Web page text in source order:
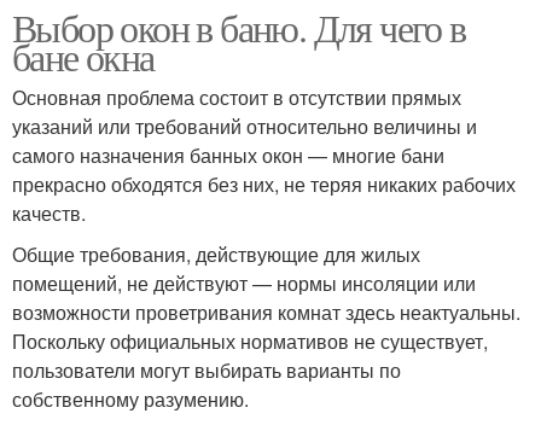
Выбор окон в баню. Для чего в
бане окна
Основная проблема состоит в отсутствии прямых
указаний или требований относительно величины и
самого назначения банных окон — многие бани
прекрасно обходятся без них, не теряя никаких рабочих
качеств.
Общие требования, действующие для жилых
помещений, не действуют — нормы инсоляции или
возможности проветривания комнат здесь неактуальны.
Поскольку официальных нормативов не существует,
пользователи могут выбирать варианты по
собственному разумению.